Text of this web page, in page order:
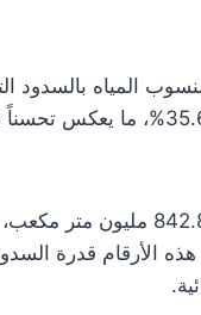
بيانات رسمية نُشرت يوم السبت أن نسبة
2024، أي بزيادة تقارب 29.5%.